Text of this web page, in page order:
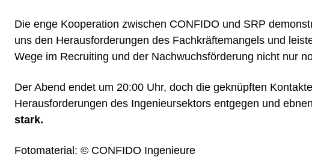
Die enge Kooperation zwischen CONFIDO und SRP
uns den Herausforderungen des Fachkräftemangels und
Wege im Recruiting und der Nachwuchsförderung nicht nur
Der Abend endet um 20:00 Uhr, doch die geknüpften
Herausforderungen des Ingenieursektors entgegen und
stark.
Fotomaterial: © CONFIDO Ingenieure